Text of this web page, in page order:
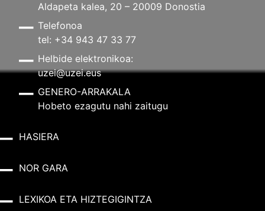
Aldapeta kalea, 20 – 20009 Donostia
Telefonoa
tel: +34 943 47 33 77
Helbide elektronikoa:
uzei@uzei.eus
GENERO-ARRAKALA
Hobeto ezagutu nahi zaitugu
HASIERA
NOR GARA
LEXIKOA ETA HIZTEGIGINTZA